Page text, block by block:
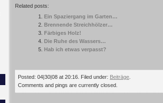
Related posts:
Ein Spaziergang im Garten…
Brennende Streichhölzer…
Färbiges Holz!
Die Ruhe des Wassers…
Hab ich etwas verpasst?
Posted: 04|30|08 at 20:16. Filed under: Beiträge
Comments and pings are currently closed.